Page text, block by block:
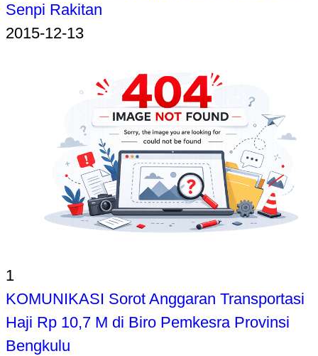
Senpi Rakitan
2015-12-13
1
KOMUNIKASI Sorot Anggaran Transportasi
Haji Rp 10,7 M di Biro Pemkesra Provinsi
Bengkulu